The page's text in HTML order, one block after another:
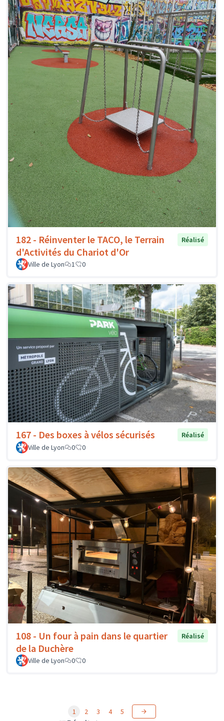
182 - Réinventer le TACO, le Terrain
d'Activités du Chariot d'Or
Réalisé
Ville de Lyon 1 0
167 - Des boxes à vélos sécurisés
Réalisé
Ville de Lyon
0 0
108 - Un four à pain dans le quartier
de la Duchère
Réalisé
Ville de Lyon 0 0
1 2 3 4 5